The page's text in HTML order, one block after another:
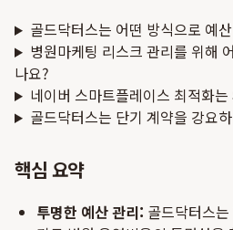
골드닥터스는 어떤 방식으로 예
병원마케팅 리스크 관리를 위해
나요?
네이버 스마트플레이스 최적화
골드닥터스는 단기 계약을 강요
핵심 요약
투명한 예산 관리: 골드닥터스